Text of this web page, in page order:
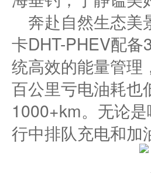
奔赴自然生态美
卡DHT-PHEV配
统高效的能量管理
百公里亏电油耗也
1000+km。无论
行中排队充电和加